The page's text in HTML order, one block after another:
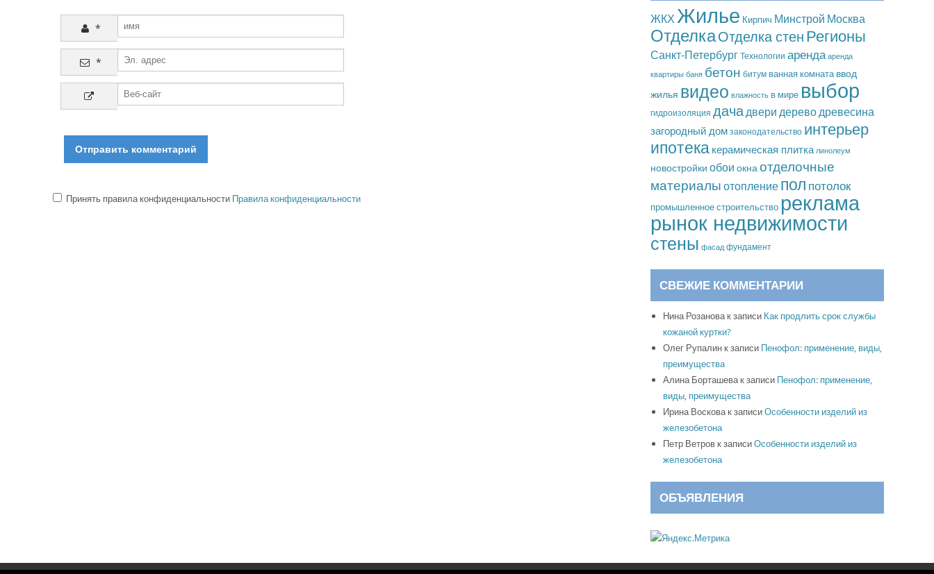
*
*
Принять правила конфиденциальности Правила конфиденциальности
ЖКХЖилье Кирпич Минстрой Москва
ОтделкаОтделка стенРегионы
Санкт-Петербург Технологии аренда аренда
квартиры баня бетон битум ванная комната ввод
жилья видео влажность в мире выбор
гидроизоляция дачадверидереводревесина
загородный дом законодательство интерьер
ипотека керамическая плитка линолеум
новостройки обои окна отделочные
материалыотоплениепол потолок
промышленное строительство реклама
рынок недвижимости
стены фасад фундамент
СВЕЖИЕ КОММЕНТАРИИ
Нина Розановак записи Как продлить срок службы
кожаной куртки?
Олег Рупалин к записи Пенофол: применение, виды,
преимущества
Алина Борташевак записи Пенофол: применение,
виды, преимущества
Ирина Восковак записиОсобенности изделий из
железобетона
Петр Ветров к записиОсобенности изделий из
железобетона
ОБЪЯВЛЕНИЯ